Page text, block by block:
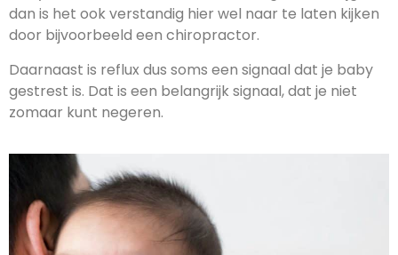
dan is het ook verstandig hier wel naar te laten kijken
door bijvoorbeeld een chiropractor.
Daarnaast is reflux dus soms een signaal dat je baby
gestrest is. Dat is een belangrijk signaal, dat je niet
zomaar kunt negeren.